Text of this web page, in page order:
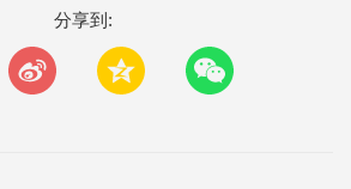
分享到: